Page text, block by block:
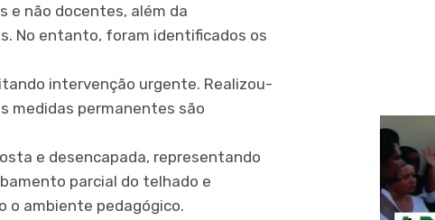
e não docentes, além da
No entanto, foram identificados os
intervenção urgente. Realizou-
medidas permanentes são
e desencapada, representando
parcial do telhado e
o ambiente pedagógico.